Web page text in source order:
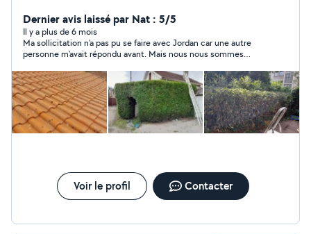
Dernier avis laissé par Nat : 5/5
Il y a plus de 6 mois
Ma sollicitation n'a pas pu se faire avec Jordan car une autre
personne m'avait répondu avant. Mais nous nous sommes
vous! Personne sympathique
Voir le profil Contacter